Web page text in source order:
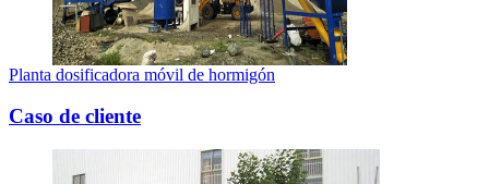
Planta dosificadora móvil de hormigón
Caso de cliente